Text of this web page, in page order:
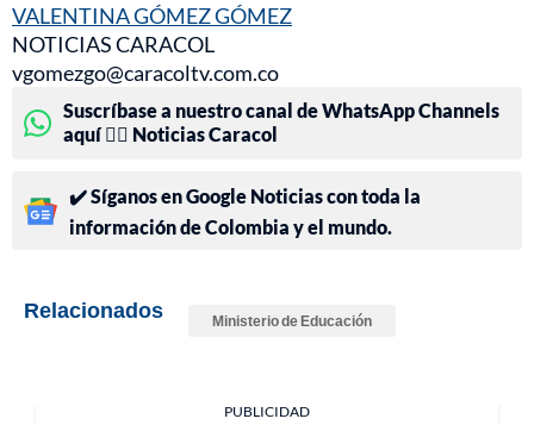
VALENTINA GÓMEZ GÓMEZ
NOTICIAS CARACOL
vgomezgo@caracoltv.com.co
Suscríbase a nuestro canal de WhatsApp Channels
aquí 👉🏻 Noticias Caracol
✔️ Síganos en Google Noticias con toda la
información de Colombia y el mundo.
Relacionados Ministerio de Educación
PUBLICIDAD